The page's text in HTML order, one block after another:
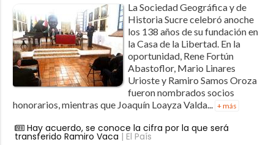
La Sociedad Geográfica y de
Historia Sucre celebró anoche
los 138 años de su fundación en
la Casa de la Libertad. En la
oportunidad, Rene Fortún
Abastoflor, Mario Linares
Urioste y Ramiro Samos Oroza
fueron nombrados socios
honorarios, mientras que Joaquín Loayza Valda... + más
Hay acuerdo, se conoce la cifra por la que será
transferido Ramiro Vaca | El País